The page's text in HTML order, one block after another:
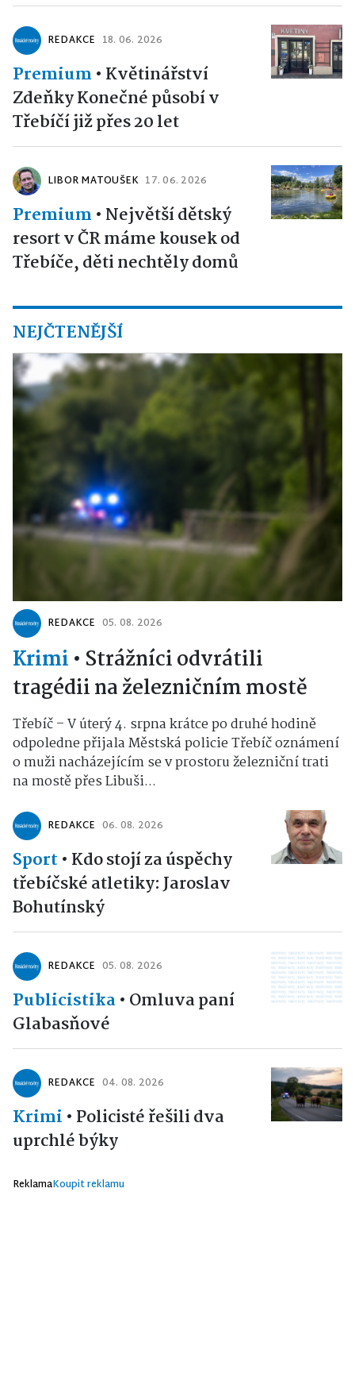
REDAKCE 18. 06. 2026
Premium • Květinářství
Zdeňky Konečné působí v
Třebíčí již přes 20 let
LIBOR MATOUŠEK 17. 06. 2026
Premium • Největší dětský
resort v ČR máme kousek od
Třebíče, děti nechtěly domů
NEJČTENĚJŠÍ
REDAKCE 05. 08. 2026
Krimi • Strážníci odvrátili
tragédii na železničním mostě
Třebíč – V úterý 4. srpna krátce po druhé hodině
odpoledne přijala Městská policie Třebíč oznámení
o muži nacházejícím se v prostoru železniční trati
na mostě přes Libuši...
REDAKCE 06. 08. 2026
Sport • Kdo stojí za úspěchy
třebíčské atletiky: Jaroslav
Bohutínský
REDAKCE 05. 08. 2026
Publicistika• Omluva paní
Glabasňové
REDAKCE 04. 08. 2026
Krimi • Policisté řešili dva
uprchlé býky
ReklamaKoupit reklamu